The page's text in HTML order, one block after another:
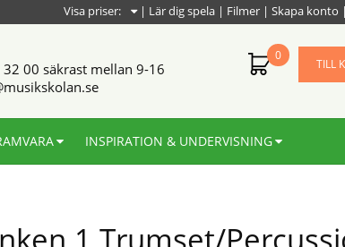
| Lär dig spela | Filmer | Skapa konto |
Visa priser:
00 säkrast mellan 9-16
0
TILL
INSPIRATION & UNDERVISNING